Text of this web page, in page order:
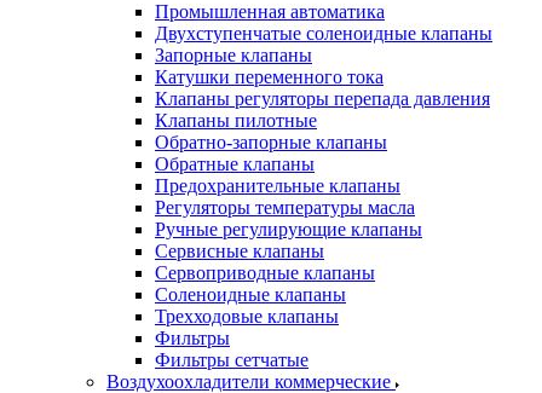
Промышленная автоматика
Двухступенчатые соленоидные клапаны
Запорные клапаны
Катушки переменного тока
Клапаны регуляторы перепада давления
Клапаны пилотные
Обратно-запорные клапаны
Обратные клапаны
Предохранительные клапаны
Регуляторы температуры масла
Ручные регулирующие клапаны
Сервисные клапаны
Сервоприводные клапаны
Соленоидные клапаны
Трехходовые клапаны
Фильтры
Фильтры сетчатые
Воздухоохладители коммерческие